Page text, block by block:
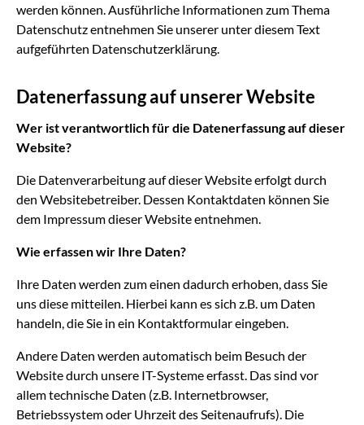
werden können. Ausführliche Informationen zum Thema
Datenschutz entnehmen Sie unserer unter diesem Text
aufgeführten Datenschutzerklärung.
Datenerfassung auf unserer Website
Wer ist verantwortlich für die Datenerfassung auf dieser
Website?
Die Datenverarbeitung auf dieser Website erfolgt durch
den Websitebetreiber. Dessen Kontaktdaten können Sie
dem Impressum dieser Website entnehmen.
Wie erfassen wir Ihre Daten?
Ihre Daten werden zum einen dadurch erhoben, dass Sie
uns diese mitteilen. Hierbei kann es sich z.B. um Daten
handeln, die Sie in ein Kontaktformular eingeben.
Andere Daten werden automatisch beim Besuch der
Website durch unsere IT-Systeme erfasst. Das sind vor
allem technische Daten (z.B. Internetbrowser,
Betriebssystem oder Uhrzeit des Seitenaufrufs). Die